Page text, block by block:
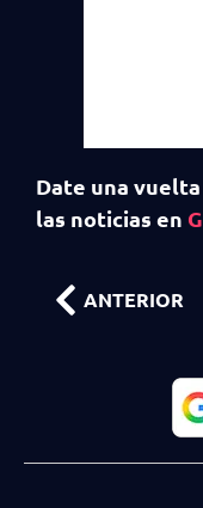
Date una
las noticias en
ANTERIOR